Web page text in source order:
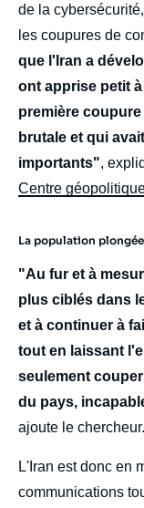
de la
les coupures de
que l'Iran a
ont apprise petit
première
brutale et qui
importants",
Centre
La population
"Au fur et à
plus ciblés dans
et à continuer à
tout en laissant
seulement
du pays,
ajoute le chercheur.
L'Iran est donc en
communications